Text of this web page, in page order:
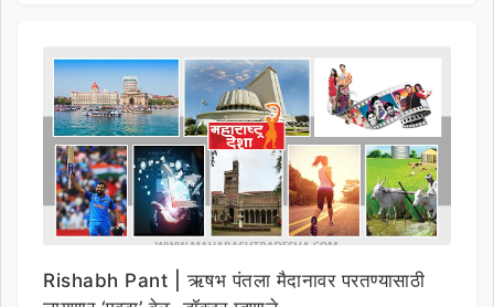
Rishabh Pant | ऋषभ पंतला मैदानावर परतण्यासाठी